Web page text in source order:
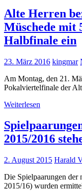
Alte Herren
Müschede mit
Halbfinale ein
23. März 2016 kingmar
Am Montag, den 21.
Pokalviertelfinale der
Weiterlesen
2015/2016
2. August 2015 Harald
Die Spielpaarungen der
2015/16) wurden